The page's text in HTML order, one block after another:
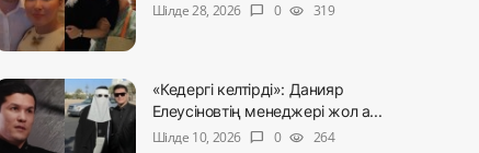
Шілде 28, 2026
chat_bubble 0 visibility 319
«Кедергі келтірді»: Данияр
Елеусіновтің менеджері жол а...
Шілде 10, 2026
chat_bubble 0 visibility 264